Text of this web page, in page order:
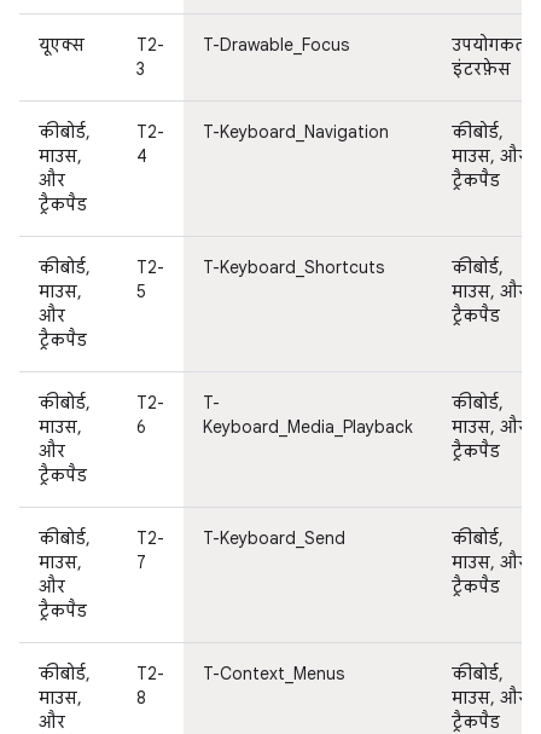
यूएक्स
T2-
3
T-Drawable_Focus
उपयोगकर्ता
इंटरफ़ेस
कीबोर्ड,
माउस,
और
ट्रैकपैड
T2-
4
T-Keyboard_Navigation
कीबोर्ड,
माउस, और
ट्रैकपैड
कीबोर्ड,
माउस,
और
ट्रैकपैड
T2-
5
T-Keyboard_Shortcuts
कीबोर्ड,
माउस, और
ट्रैकपैड
कीबोर्ड,
माउस,
और
ट्रैकपैड
T2-
6
T-
Keyboard_Media_Playback
कीबोर्ड,
माउस, और
ट्रैकपैड
कीबोर्ड,
माउस,
और
ट्रैकपैड
T2-
7
T-Keyboard_Send
कीबोर्ड,
माउस, और
ट्रैकपैड
कीबोर्ड,
माउस,
और
T2-
8
T-Context_Menus
कीबोर्ड,
माउस, और
ट्रैकपैड